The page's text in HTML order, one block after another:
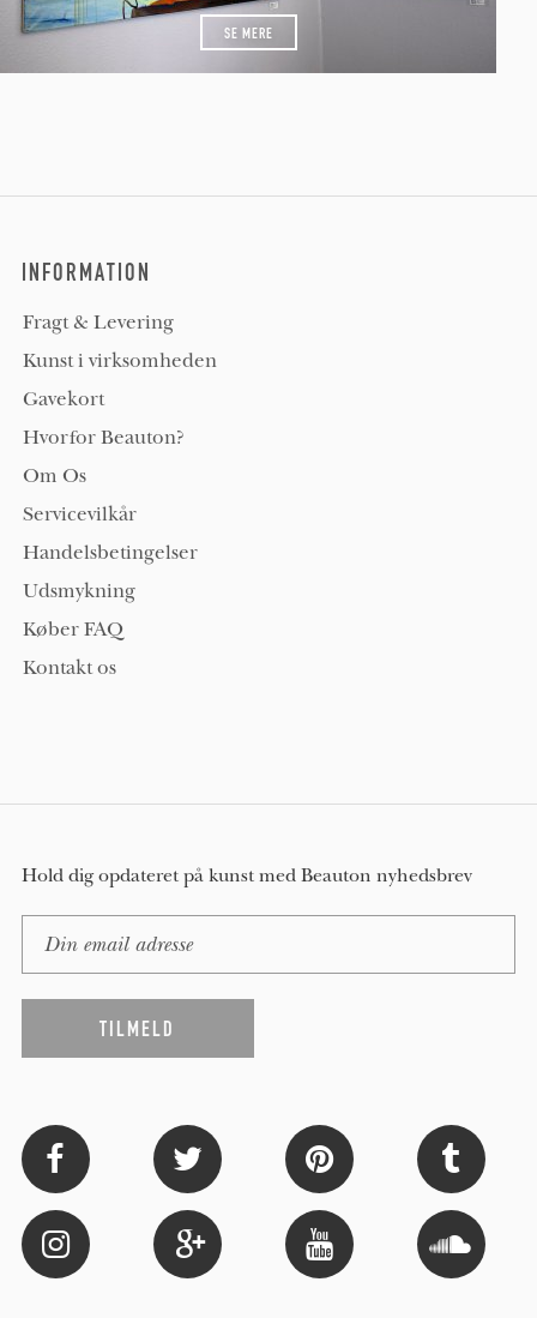
SE MERE
INFORMATION
Fragt & Levering
Kunst i virksomheden
Gavekort
Hvorfor Beauton?
Om Os
Servicevilkår
Handelsbetingelser
Udsmykning
Køber FAQ
Kontakt os
Hold dig opdateret på kunst med Beauton nyhedsbrev